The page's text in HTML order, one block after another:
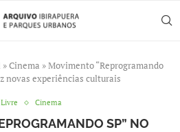
»Cinema »Movimento “Reprogramando
novas experiências culturais
Cinema
SP” NO